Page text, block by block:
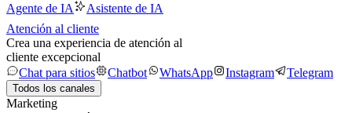
Agente de IA
Asistente de IA
Atención al cliente
Crea una experiencia de atención al
cliente excepcional
Chat para sitios
Chatbot WhatsApp Instagram Telegram
Todos los canales
Marketing